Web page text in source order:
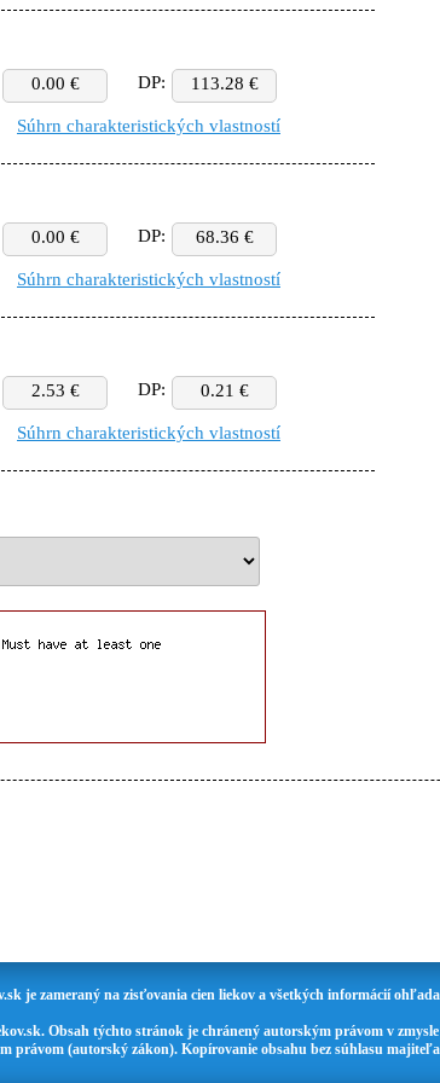
0.00 € DP: 113.28 €
Súhrn charakteristických vlastností
0.00 € DP: 68.36 €
Súhrn charakteristických vlastností
2.53 € DP: 0.21 €
Súhrn charakteristických vlastností
je zameraný na zisťovania cien liekov a všetkých informácií
Obsah týchto stránok je chránený autorským právom v
právom (autorský zákon). Kopírovanie obsahu bez súhlasu